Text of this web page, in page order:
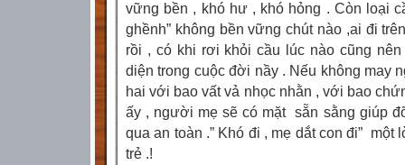
vững bền , khó hư , khó hỏng . Còn loại
ghềnh” không bền vững chút nào ,ai đi
rồi , có khi rơi khỏi cầu lúc nào cũng nên
diện trong cuộc đời nầy . Nếu không may
hai với bao vất vả nhọc nhằn , với bao
ấy , người mẹ sẽ có mặt sẵn sằng giúp
qua an toàn .” Khó đi , mẹ dắt con đi” một
trẻ .!